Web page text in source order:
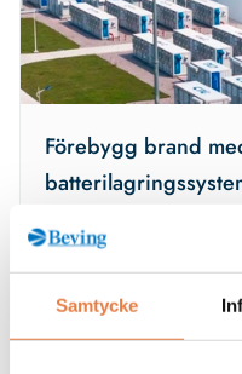
Samtycke
Förebygg brand
Säkerställ säkerhet och
övervakning för